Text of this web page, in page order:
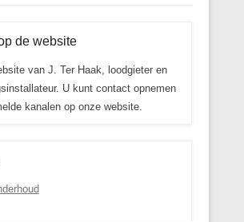
de website
van J. Ter Haak, loodgieter en
U kunt contact opnemen
kanalen op onze website.